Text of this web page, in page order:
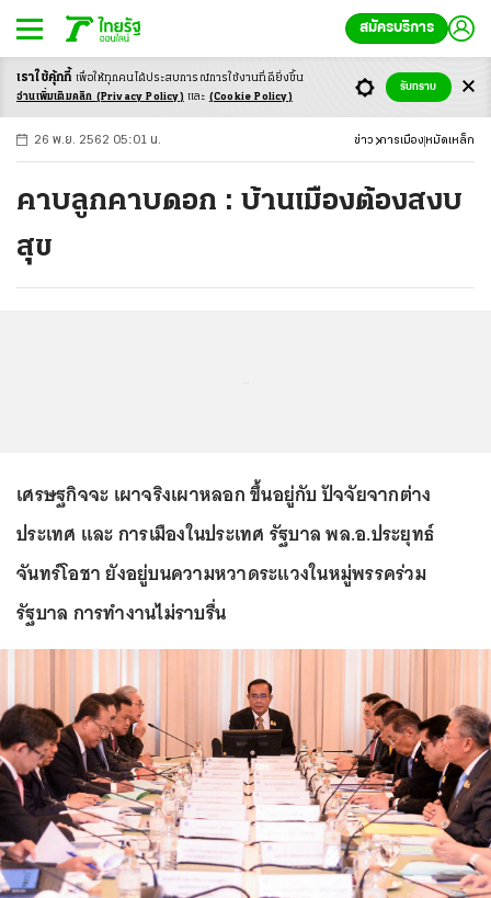
สมัครบริการ
-ก ก ก+
26 พ.ย. 2562 05:01 น. ข่าว การเมือง หมัดเหล็ก
คาบลูกคาบดอก : บ้านเมืองต้องสงบ
สุข
เศรษฐกิจจะ เผาจริงเผาหลอก ขึ้นอยู่กับ ปัจจัยจากต่าง
ประเทศ และ การเมืองในประเทศ รัฐบาล พล.อ.ประยุทธ์
จันทร์โอชา ยังอยู่บนความหวาดระแวงในหมู่พรรคร่วม
รัฐบาล การทำงานไม่ราบรื่น
เราใช้คุ้กกี้ เพื่อให้ทุกคนได้ประสบการณ์การใช้งานที่ดียิ่งขึ้น
อ่านเพิ่มเติมคลิก (Privacy Policy) และ (Cookie Policy)
รับทราบ